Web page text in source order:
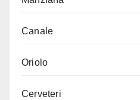
Canale
Oriolo
Cerveteri